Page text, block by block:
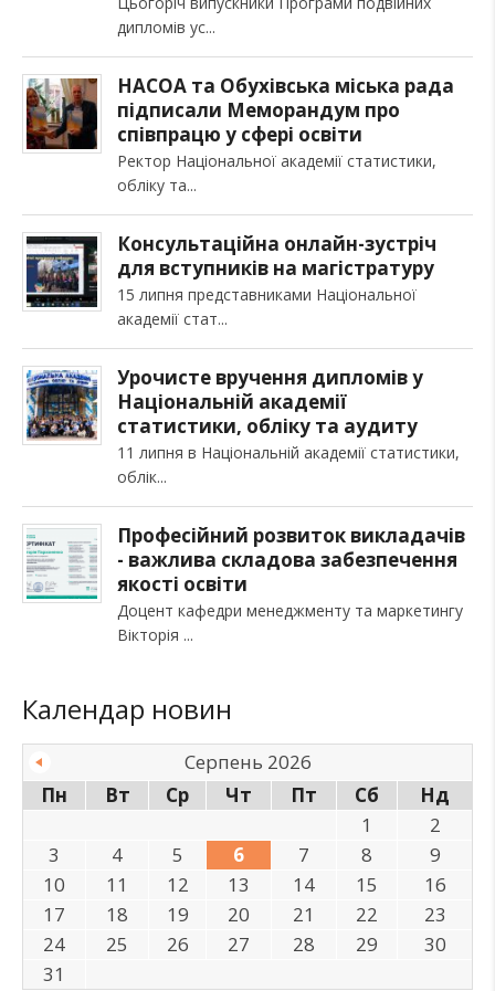
дипломів ус
НАСОА та Обухівська міська рада
підписали Меморандум про
співпрацю у сфері освіти
Ректор Національної академії статистики,
обліку та
Консультаційна онлайн-зустріч
для вступників на магістратуру
15 липня представниками Національної
академії стат
Урочисте вручення дипломів у
Національній академії
статистики, обліку та аудиту
11 липня в Національній академії статистики,
облік
Професійний розвиток викладачів
- важлива складова забезпечення
якості освіти
Доцент кафедри менеджменту та маркетингу
Вікторія
Календар новин
Серпень 2026
Пн
Вт Ср Чт Пт Сб
Нд
1
2
3
4 5 6 7 8
9
10
11 12 13 14 15
16
17
18 19 20 21 22
23
24
25 26 27 28 29
30
31